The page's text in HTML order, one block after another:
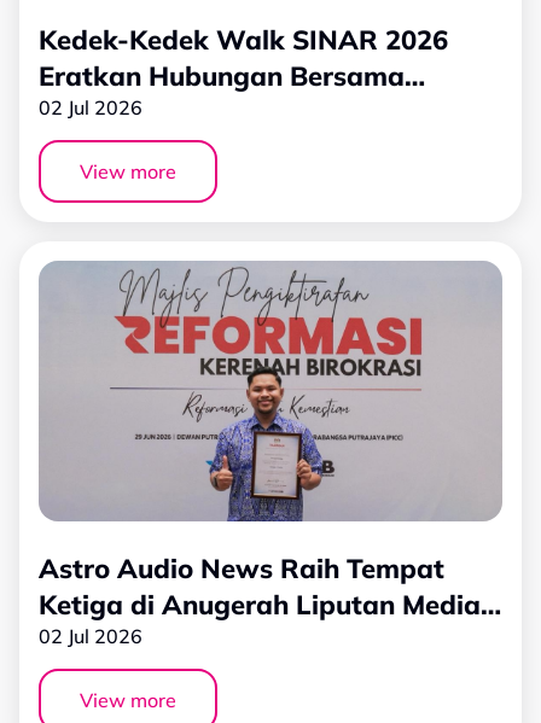
Kedek-Kedek Walk SINAR 2026
Eratkan Hubungan Bersama
Pendengar di Stadium Nasional
Bukit Jalil
02 Jul 2026
View more
Astro Audio News Raih Tempat
Ketiga di Anugerah Liputan Media
Reformasi Kerenah Birokrasi (RKB)
02 Jul 2026
View more